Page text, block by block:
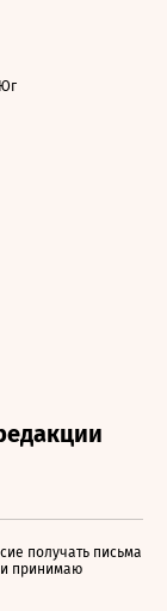
получать письма
и принимаю